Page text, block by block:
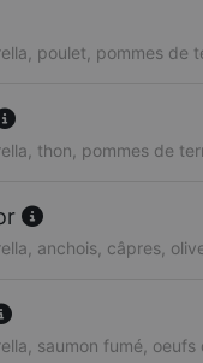
poulet, pommes de
thon, pommes de
anchois, câpres,
saumon fumé, oeufs